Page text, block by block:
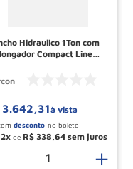
Hidraulico 1Ton com
Compact Line
3.642,31à vista
de R$ 338 64
＋